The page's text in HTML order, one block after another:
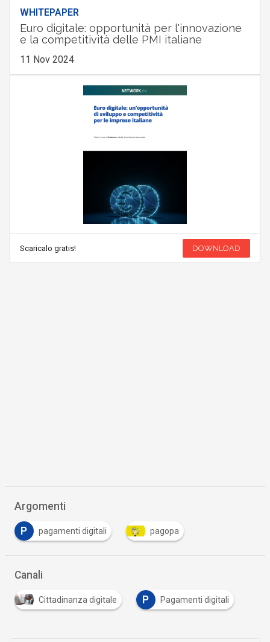
WHITEPAPER
Euro digitale: opportunità per l'innovazione
e la competitività delle PMI italiane
11 Nov 2024
Scaricalo gratis! DOWNLOAD
Argomenti
P pagamenti digitali pagopa
Canali
Cittadinanza digitale P Pagamenti digitali